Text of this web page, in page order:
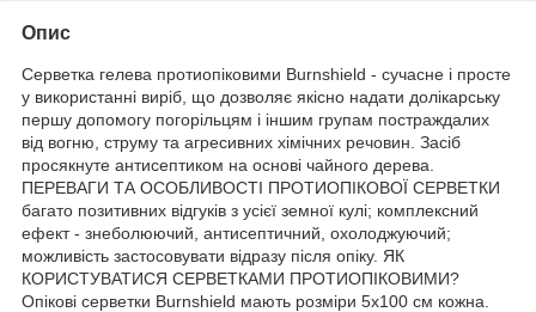
Опис
Серветка гелева протиопіковими Burnshield - сучасне і просте
у використанні виріб, що дозволяє якісно надати долікарську
першу допомогу погорільцям і іншим групам постраждалих
від вогню, струму та агресивних хімічних речовин. Засіб
просякнуте антисептиком на основі чайного дерева.
ПЕРЕВАГИ ТА ОСОБЛИВОСТІ ПРОТИОПІКОВОЇ СЕРВЕТКИ
багато позитивних відгуків з усієї земної кулі; комплексний
ефект - знеболюючий, антисептичний, охолоджуючий;
можливість застосовувати відразу після опіку. ЯК
КОРИСТУВАТИСЯ СЕРВЕТКАМИ ПРОТИОПІКОВИМИ?
Опікові серветки Burnshield мають розміри 5х100 см кожна.